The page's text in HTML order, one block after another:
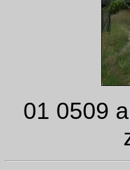
01 0509